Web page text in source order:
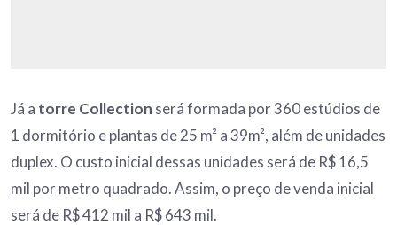
Já a torre Collection será formada por 360 estúdios de
1 dormitório e plantas de 25 m² a 39m², além de unidades
duplex. O custo inicial dessas unidades será de R$ 16,5
mil por metro quadrado. Assim, o preço de venda inicial
será de R$ 412 mil a R$ 643 mil.